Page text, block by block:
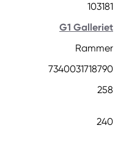
103181
G1 Galleriet
Rammer
7340031718790
258
240